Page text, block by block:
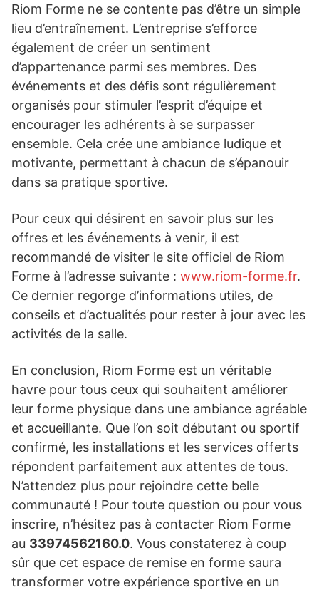
Riom Forme ne se contente pas d’être un simple
lieu d’entraînement. L’entreprise s’efforce
également de créer un sentiment
d’appartenance parmi ses membres. Des
événements et des défis sont régulièrement
organisés pour stimuler l’esprit d’équipe et
encourager les adhérents à se surpasser
ensemble. Cela crée une ambiance ludique et
motivante, permettant à chacun de s’épanouir
dans sa pratique sportive.
Pour ceux qui désirent en savoir plus sur les
offres et les événements à venir, il est
recommandé de visiter le site officiel de Riom
Forme à l’adresse suivante : www.riom-forme.fr.
Ce dernier regorge d’informations utiles, de
conseils et d’actualités pour rester à jour avec les
activités de la salle.
En conclusion, Riom Forme est un véritable
havre pour tous ceux qui souhaitent améliorer
leur forme physique dans une ambiance agréable
et accueillante. Que l’on soit débutant ou sportif
confirmé, les installations et les services offerts
répondent parfaitement aux attentes de tous.
N’attendez plus pour rejoindre cette belle
communauté ! Pour toute question ou pour vous
inscrire, n’hésitez pas à contacter Riom Forme
au 33974562160.0. Vous constaterez à coup
sûr que cet espace de remise en forme saura
transformer votre expérience sportive en un